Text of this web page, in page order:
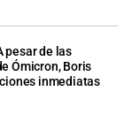
pesar de las
Ómicron, Boris
inmediatas